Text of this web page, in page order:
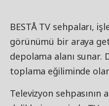
BESTÅ TV sehpaları,
görünümü bir araya
depolama alanı sunar.
toplama eğiliminde
Televizyon sehpasının